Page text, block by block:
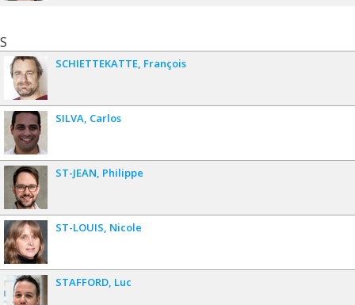
S
SCHIETTEKATTE François
SILVA Carlos
ST-JEAN Philippe
ST-LOUIS Nicole
STAFFORD Luc